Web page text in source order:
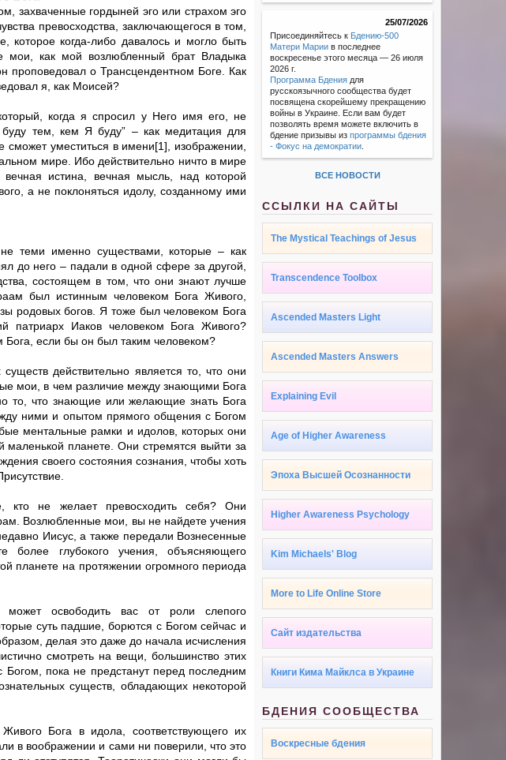
захваченные гордыней эго или страхом эго
превосходства, заключающегося в том,
которое когда-либо давалось и могло быть
мои, как мой возлюбленный брат Владыка
о Трансцендентном Боге. Как
я, как Моисей?
когда я спросил у Него имя его, не
тем, кем Я буду” – как медитация для
сможет уместиться в имени[1], изображении,
мире. Ибо действительно ничто в мире
истина, вечная мысль, над которой
а не поклоняться идолу, созданному ими
теми именно существами, которые – как
до него – падали в одной сфере за другой,
состоящем в том, что они знают лучше
был истинным человеком Бога Живого,
родовых богов. Я тоже был человеком Бога
патриарх Иаков человеком Бога Живого?
Бога, если бы он был таким человеком?
действительно является то, что они
мои, в чем различие между знающими Бога
то, что знающие или желающие знать Бога
ними и опытом прямого общения с Богом
ментальные рамки и идолов, которых они
маленькой планете. Они стремятся выйти за
своего состояния сознания, чтобы хоть
не желает превосходить себя? Они
Возлюбленные мои, вы не найдете учения
Иисус, а также передали Вознесенные
глубокого учения, объясняющего
планете на протяжении огромного периода
освободить вас от роли слепого
суть падшие, борются с Богом сейчас и
делая это даже до начала исчисления
смотреть на вещи, большинство этих
Богом, пока не предстанут перед последним
существ, обладающих некоторой
Бога в идола, соответствующего их
в воображении и сами ни поверили, что это
25/07/2026
Присоединяйтесь к Бдению-500
Матери Марии в последнее
воскресенье этого месяца — 26 июля
2026 г.
Программа Бдения для
русскоязычного сообщества будет
посвящена скорейшему прекращению
войны в Украине. Если вам будет
позволять время можете включить в
бдение призывы изпрограммы бдения
- Фокус на демократии
ВСЕ НОВОСТИ
ССЫЛКИ НА САЙТЫ
The Mystical Teachings of Jesus
Transcendence Toolbox
Ascended Masters Light
Ascended Masters Answers
Explaining Evil
Age of Higher Awareness
Эпоха Высшей Осознанности
Higher Awareness Psychology
Kim Michaels' Blog
More to Life Online Store
Сайт издательства
Книги Кима Майклса в Украине
БДЕНИЯ СООБЩЕСТВА
Воскресные бдения